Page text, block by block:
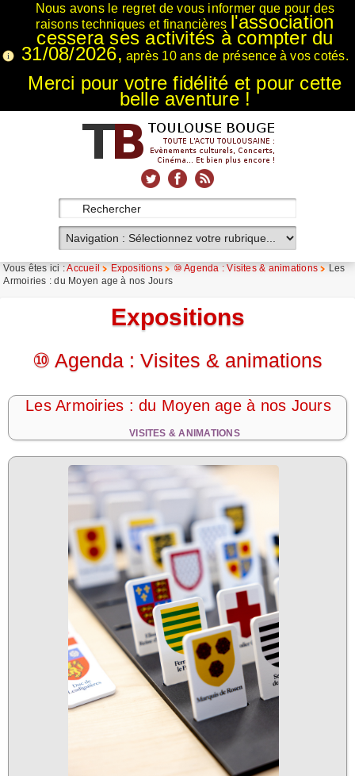
Nous avons le regret de vous informer que pour des
raisons techniques et financières l'association
cessera ses activités à compter du
31/08/2026, après 10 ans de présence à vos cotés.
Merci pour votre fidélité et pour cette
belle aventure !
Vous êtes ici :Accueil Expositions ⑩ Agenda : Visites & animations
Les
Armoiries : du Moyen age à nos Jours
Expositions
⑩ Agenda : Visites & animations
Les Armoiries : du Moyen age à nos Jours
VISITES & ANIMATIONS